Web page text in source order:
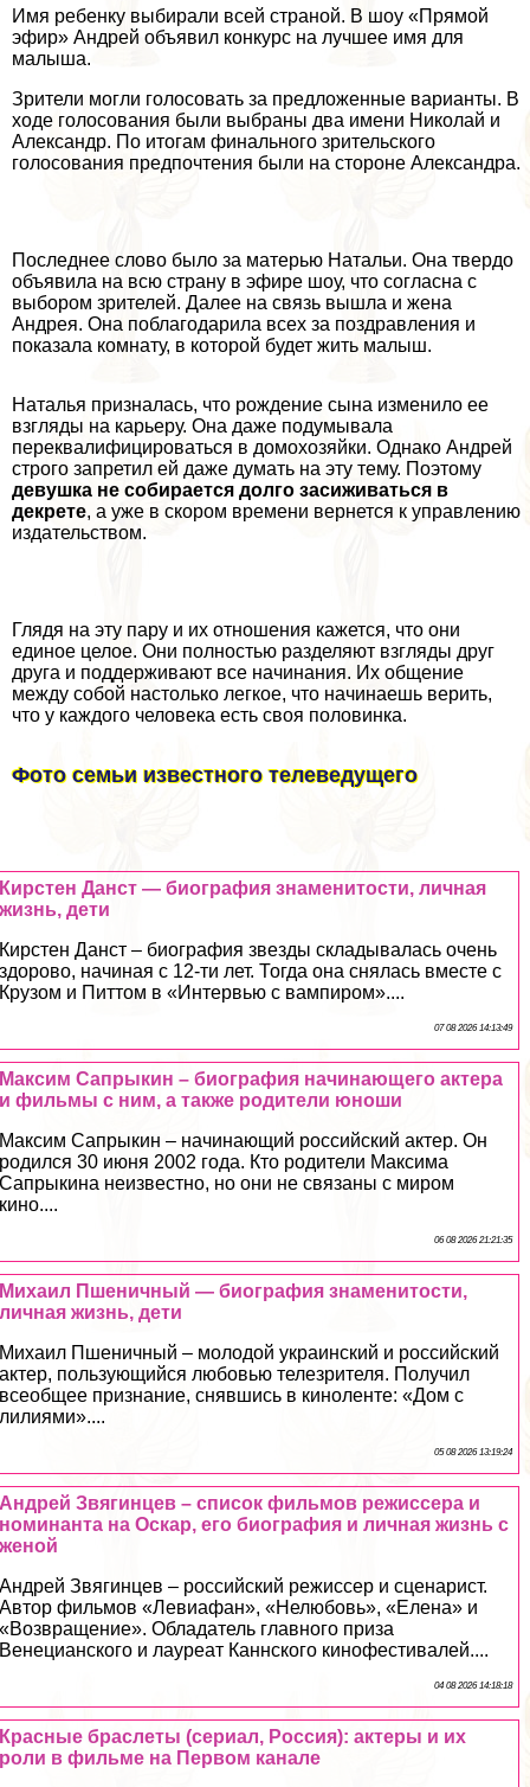
Имя ребенку выбирали всей страной. В шоу «Прямой
эфир» Андрей объявил конкурс на лучшее имя для
малыша.
Зрители могли голосовать за предложенные варианты. В
ходе голосования были выбраны два имени Николай и
Александр. По итогам финального зрительского
голосования предпочтения были на стороне Александра.
Последнее слово было за матерью Натальи. Она твердо
объявила на всю страну в эфире шоу, что согласна с
выбором зрителей. Далее на связь вышла и жена
Андрея. Она поблагодарила всех за поздравления и
показала комнату, в которой будет жить малыш.
Наталья призналась, что рождение сына изменило ее
взгляды на карьеру. Она даже подумывала
переквалифицироваться в домохозяйки. Однако Андрей
строго запретил ей даже думать на эту тему. Поэтому
дeвyшка не собирается долго засиживаться в
декрете, а уже в скором времени вернется к управлению
издательством.
Глядя на эту пару и их отношения кажется, что они
единое целое. Они полностью разделяют взгляды друг
друга и поддерживают все начинания. Их общение
между собой настолько легкое, что начинаешь верить,
что у каждого человека есть своя половинка.
Фото семьи известного телеведущего
Кирстен Данст — биография знаменитости, личная
жизнь, дети
Кирстен Данст – биография звезды складывалась очень
здорово, начиная с 12-ти лет. Тогда она снялась вместе с
Крузом и Питтом в «Интервью с вампиром»....
07 08 2026 14:13:49
Максим Сапрыкин – биография начинающего актера
и фильмы с ним, а также родители юноши
Максим Сапрыкин – начинающий российский актер. Он
родился 30 июня 2002 года. Кто родители Максима
Сапрыкина неизвестно, но они не связаны с миром
кино....
06 08 2026 21:21:35
Михаил Пшеничный — биография знаменитости,
личная жизнь, дети
Михаил Пшеничный – молодой украинский и российский
актер, пользующийся любовью телезрителя. Получил
всеобщее признание, снявшись в киноленте: «Дом с
лилиями»....
05 08 2026 13:19:24
Андрей Звягинцев – список фильмов режиссера и
номинанта на Оскар, его биография и личная жизнь с
женой
Андрей Звягинцев – российский режиссер и сценарист.
Автор фильмов «Левиафан», «Нелюбовь», «Елена» и
«Возвращение». Обладатель главного приза
Венецианского и лауреат Каннского кинофестивалей....
04 08 2026 14:18:18
Красные браслеты (сериал, Россия): актеры и их
роли в фильме на Первом канале